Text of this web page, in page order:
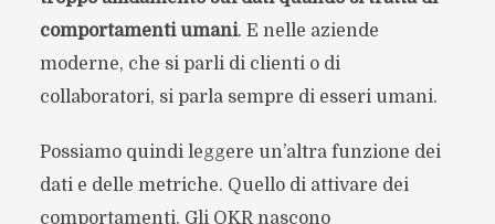
comportamenti umani. E nelle aziende
moderne, che si parli di clienti o di
collaboratori, si parla sempre di esseri umani.
Possiamo quindi leggere un’altra funzione dei
dati e delle metriche. Quello di attivare dei
comportamenti. Gli OKR nascono